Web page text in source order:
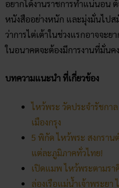
บทความแนะนำ ที่เกี่ยวข้อง
ไหว้พระ วัดประจำรัชกา
เมืองกรุง
แต่ละภูมิภาคทั่วไทย!
ล่องเรือแม่น้ำเจ้าพระย
กรุงเทพฯ
ไหว้พระ อุบลราชธานี 5 วั
ต้อนรับสงกรานต์ 2564